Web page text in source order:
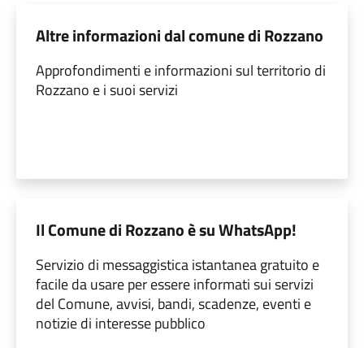
Altre informazioni dal comune di Rozzano
Approfondimenti e informazioni sul territorio di
Rozzano e i suoi servizi
Il Comune di Rozzano è su WhatsApp!
Servizio di messaggistica istantanea gratuito e
facile da usare per essere informati sui servizi
del Comune, avvisi, bandi, scadenze, eventi e
notizie di interesse pubblico